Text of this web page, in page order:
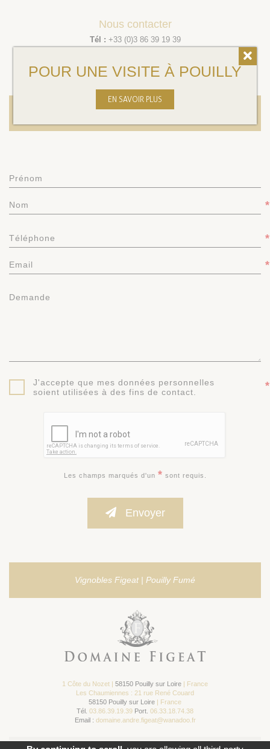
Nous contacter
Tél : +33 (0)3 86 39 19 39
domaine.andre.figeat@wanadoo.fr
Prénom
Nom *
Téléphone *
Email *
Demande
J'accepte que mes données personnelles
soient utilisées à des fins de contact.
*
Les champs marqués d'un * sont requis.
Envoyer
Vignobles Figeat | Pouilly Fumé
1 Côte du Nozet | 58150 Pouilly sur Loire
| France
Les Chaumiennes : 21 rue René Couard
58150 Pouilly sur Loire
| France
Tél. 03.86.39.19.39 Port. 06.33.18.74.38
Email : domaine.andre.figeat@wanadoo.fr
POUR UNE VISITE À POUILLY
EN SAVOIR PLUS